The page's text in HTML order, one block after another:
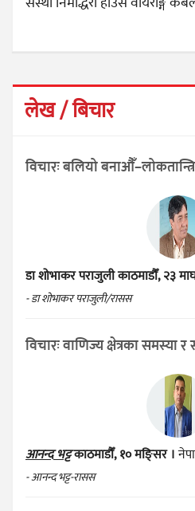
लेख / बिचार
विचारः बलियो
डा शोभाकर पराजुलीकाठमाडौँ, २३
- डा शोभाकर पराजुली/रासस
विचारः वाणिज्य क्षेत्रका समस्या
आनन्द भट्टकाठमाडौँ, १० मङ्सिर ।
- आनन्द भट्ट-रासस